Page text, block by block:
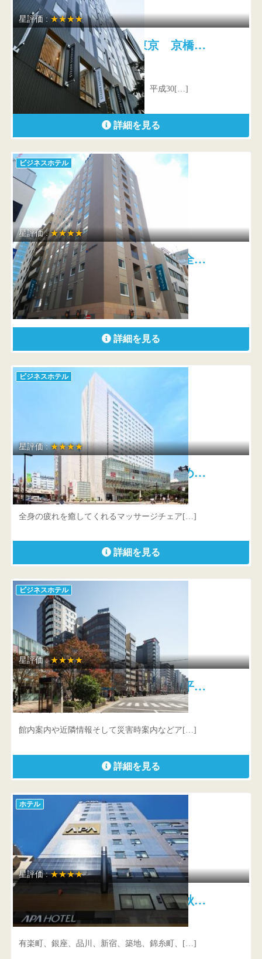
星評価 :★★★★
ホテルインターゲート東京 京橋…
東京都 中央区京橋3-7-8
ホテルインターゲート東京京橋は、平成30[…]
詳細を見る
ビジネスホテル
星評価 :★★★★
相鉄フレッサイン東京京橋 全…
東京都 中央区京橋2-11-1
浅草のご観光や人気のTDLや新名所東京ス[…]
詳細を見る
ビジネスホテル
星評価 :★★★★
レム秋葉原 よい眠りのため…
東京都 千代田区神田佐久間町1-6-5
全身の疲れを癒してくれるマッサージチェア[…]
詳細を見る
ビジネスホテル
星評価 :★★★★
アパホテル〈飯田橋駅南〉 平…
東京都 千代田区飯田橋3-1-4
館内案内や近隣情報そして災害時案内などア[…]
詳細を見る
ホテル
星評価 :★★★★
アパホテル〈秋葉原駅前〉 秋…
東京都 千代田区神田佐久間町2-13-20
有楽町、銀座、品川、新宿、築地、錦糸町、[…]